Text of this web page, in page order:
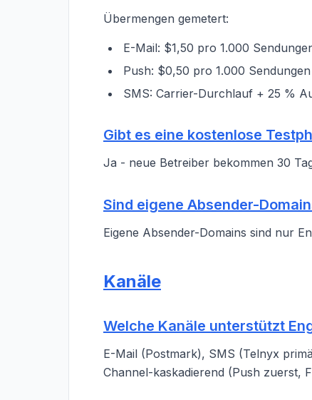
Übermengen gemetert:
E-Mail: $1,50 pro 1.000
Push: $0,50 pro 1.000 Sendungen
SMS: Carrier-Durchlauf + 25 %
Gibt es eine kostenlose
Ja - neue Betreiber bekommen 30
Sind eigene Absender-
Eigene Absender-Domains sind nur
Kanäle
Welche Kanäle unterstützt
E-Mail (Postmark), SMS (Telnyx
Channel-kaskadierend (Push zuerst,